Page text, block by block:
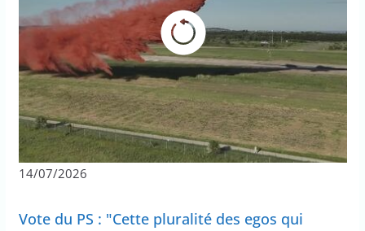
14/07/2026
Vote du PS : "Cette pluralité des egos qui